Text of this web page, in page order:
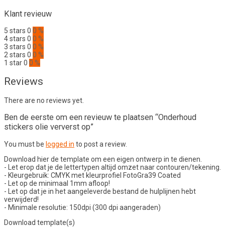
Klant revieuw
5 stars 0 0 %
4 stars 0 0 %
3 stars 0 0 %
2 stars 0 0 %
1 star0 0 %
Reviews
There are no reviews yet.
Ben de eerste om een revieuw te plaatsen “Onderhoud
stickers olie ververst op”
You must be logged in to post a review.
Download hier de template om een eigen ontwerp in te dienen.
- Let erop dat je de lettertypen altijd omzet naar contouren/tekening.
- Kleurgebruik: CMYK met kleurprofiel FotoGra39 Coated
- Let op de minimaal 1mm afloop!
- Let op dat je in het aangeleverde bestand de hulplijnen hebt
verwijderd!
- Minimale resolutie: 150dpi (300 dpi aangeraden)
Download template(s)